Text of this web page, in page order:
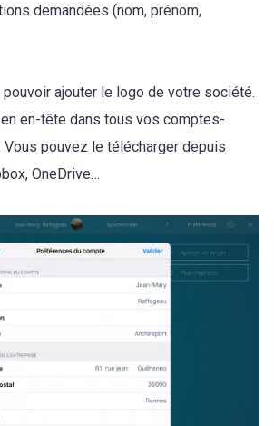
demandées (nom, prénom,
ajouter le logo de votre société.
en-tête dans tous vos comptes-
Vous pouvez le télécharger depuis
OneDrive…